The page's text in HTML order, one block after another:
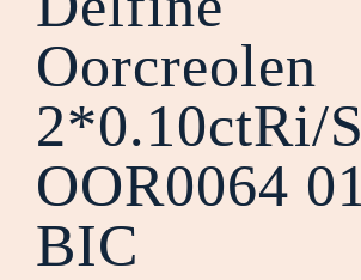
Oorcreolen
2*0.10ctRi/
OOR0064
BIC